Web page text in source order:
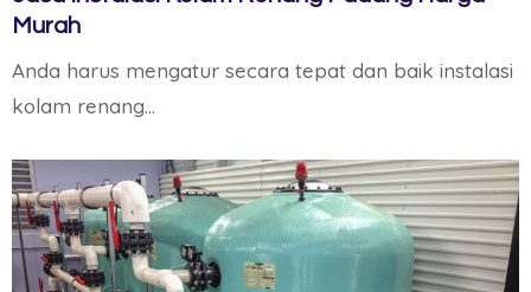
Murah
Anda harus mengatur secara tepat dan baik instalasi
kolam renang…